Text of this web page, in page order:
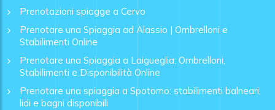
Prenotazioni spiagge a Cervo
Prenotare una Spiaggia ad Alassio | Ombrelloni e
Stabilimenti Online
Prenotare una Spiaggia a Laigueglia: Ombrelloni,
Stabilimenti e Disponibilità Online
Prenotare una spiaggia a Spotorno: stabilimenti balneari,
lidi e bagni disponibili